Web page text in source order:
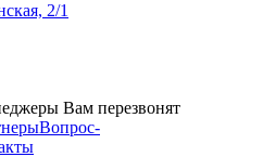
2/1
Вам перезвонят
Вопрос-